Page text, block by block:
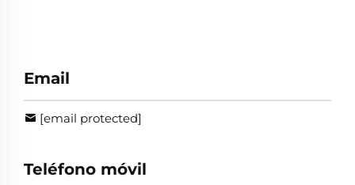
Email
[email protected]
Teléfono móvil